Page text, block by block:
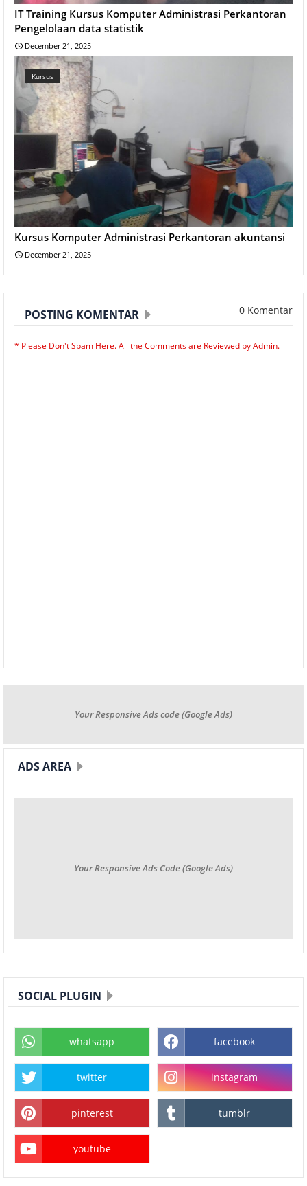
IT Training Kursus Komputer Administrasi Perkantoran
Pengelolaan data statistik
December 21, 2025
Kursus
Kursus Komputer Administrasi Perkantoran akuntansi
December 21, 2025
POSTING KOMENTAR 0 Komentar
* Please Don't Spam Here. All the Comments are Reviewed by Admin.
Your Responsive Ads code (Google Ads)
ADS AREA
Your Responsive Ads Code (Google Ads)
SOCIAL PLUGIN
whatsapp facebook
twitter instagram
pinterest tumblr
youtube